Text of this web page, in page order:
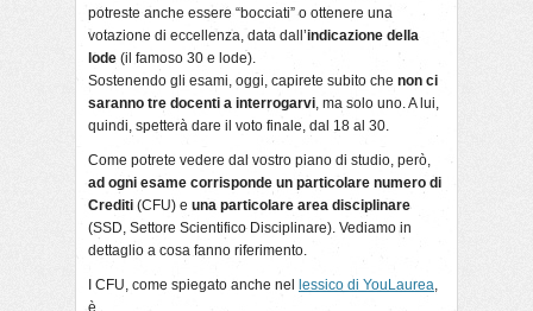
potreste anche essere “bocciati” o ottenere una
votazione di eccellenza, data dall’indicazione della
lode (il famoso 30 e lode).
Sostenendo gli esami, oggi, capirete subito che non ci
saranno tre docenti a interrogarvi, ma solo uno. A lui,
quindi, spetterà dare il voto finale, dal 18 al 30.
Come potrete vedere dal vostro piano di studio, però,
ad ogni esame corrisponde un particolare numero di
Crediti (CFU) e una particolare area disciplinare
(SSD, Settore Scientifico Disciplinare). Vediamo in
dettaglio a cosa fanno riferimento.
I CFU, come spiegato anche nel lessico di YouLaurea,
è